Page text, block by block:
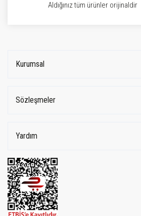
Aldığınız tüm ürünler orijinaldir
Kurumsal
Sözleşmeler
Yardım